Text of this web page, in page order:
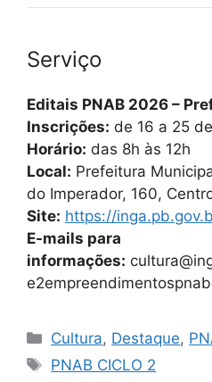
Serviço
Editais PNAB 2026 –
Inscrições: de 16 a 25
Horário: das 8h às 12h
Local: Prefeitura
do Imperador, 160,
Site: https://
E-mails para
informações:
Cultura, Destaque,
PNAB CICLO 2